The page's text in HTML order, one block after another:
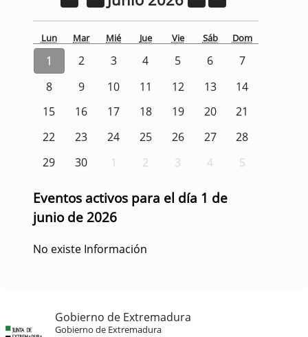
Lun Mar Mié Jue Vie Sáb Dom
1 2 3 4 5 6
7
8
9 10 11 12 13
14
15
16 17 18 19 20
21
22
23 24 25 26 27
28
29
30 1 2 3 4 5
Eventos activos para el día 1 de
junio de 2026
No existe Información
Gobierno de Extremadura
Gobierno de Extremadura